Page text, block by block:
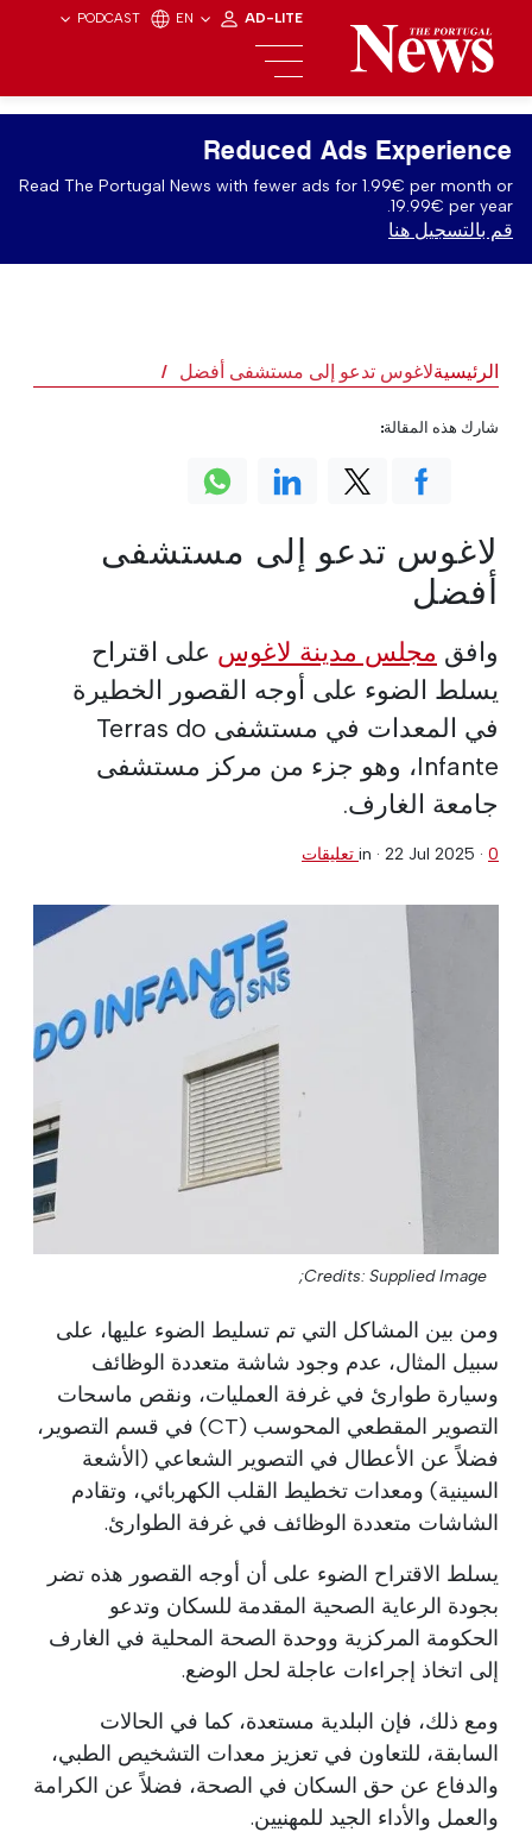
PODCAST EN AD-LITE
Reduced Ads Experience
Read The Portugal News with fewer ads for 1.99€ per month or
19.99€ per year.
قم بالتسجيل هنا
الرئيسيةلاغوس تدعو إلى مستشفى أفضل
لاغوس تدعو إلى مستشفى
أفضل
وافق مجلس مدينة لاغوس على اقتراح
يسلط الضوء على أوجه القصور الخطيرة
في المعدات في مستشفى Terras do
Infante، وهو جزء من مركز مستشفى
جامعة الغارف.
in · 22 Jul 2025 · 0 تعليقات
Credits: Supplied Image;
ومن بين المشاكل التي تم تسليط الضوء عليها، على
سبيل المثال، عدم وجود شاشة متعددة الوظائف
وسيارة طوارئ في غرفة العمليات، ونقص ماسحات
التصوير المقطعي المحوسب (CT) في قسم التصوير،
فضلاً عن الأعطال في التصوير الشعاعي (الأشعة
السينية) ومعدات تخطيط القلب الكهربائي، وتقادم
الشاشات متعددة الوظائف في غرفة الطوارئ.
يسلط الاقتراح الضوء على أن أوجه القصور هذه تضر
بجودة الرعاية الصحية المقدمة للسكان وتدعو
الحكومة المركزية ووحدة الصحة المحلية في الغارف
إلى اتخاذ إجراءات عاجلة لحل الوضع.
ومع ذلك، فإن البلدية مستعدة، كما في الحالات
السابقة، للتعاون في تعزيز معدات التشخيص الطبي،
والدفاع عن حق السكان في الصحة، فضلاً عن الكرامة
والعمل والأداء الجيد للمهنيين.
شارك هذه المقالة: